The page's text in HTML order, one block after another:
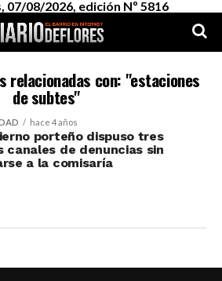
07/08/2026, edición Nº 5816
relacionadas con: "estaciones
de subtes"
hace 4 años
porteño dispuso tres
canales de denuncias sin
a la comisaría